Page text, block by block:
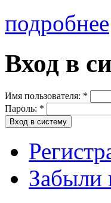
подробнее
Вход в
Имя пользователя: *
Пароль: *
Забыли